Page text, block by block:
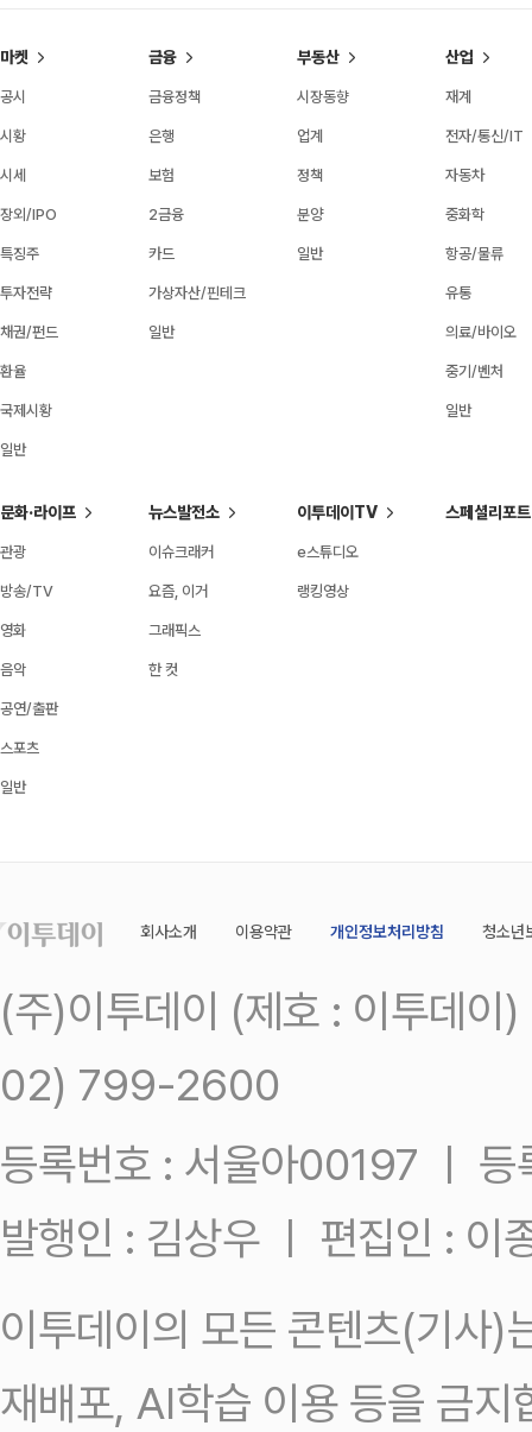
마켓
공시
시황
시세
장외/IPO
특징주
투자전략
채권/펀드
환율
국제시황
일반
금융
금융정책
은행
보험
2금융
카드
가상자산/핀테크
일반
부동산
시장동향
업계
정책
분양
일반
산업
재계
전자/통신/IT
자동차
중화학
항공/물류
유통
의료/바이오
중기/벤처
일반
문화·라이프
관광
방송/TV
영화
음악
공연/출판
스포츠
일반
뉴스발전소
이슈크래커
요즘, 이거
그래픽스
한 컷
이투데이TV
e스튜디오
랭킹영상
스페셜리포트
회사소개 이용약관 개인정보처리방침 청소년
(주)이투데이 (제호 : 이투데
02) 799-2600
등록번호 : 서울아00197 ㅣ
발행인 : 김상우 ㅣ 편집인 : 이
이투데이의 모든 콘텐츠(기사)
재배포, AI학습 이용 등을 금지